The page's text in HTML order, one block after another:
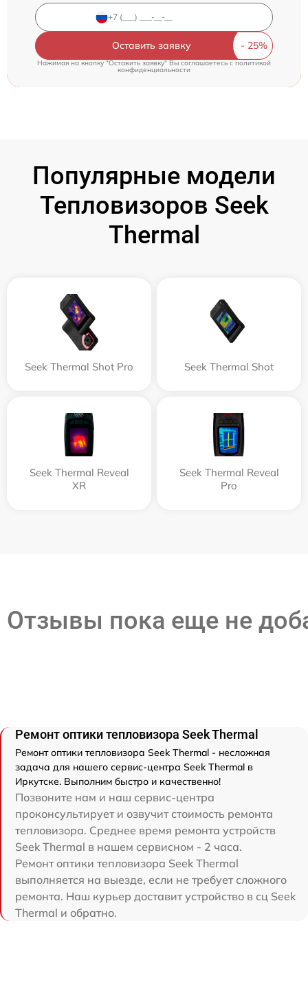
Оставить заявку
Нажимая на кнопку "Оставить заявку" Вы соглашаетесь cполитикой
конфиденциальности
Популярные модели
Тепловизоров Seek
Thermal
Seek Thermal Shot Pro Seek Thermal Shot
Seek Thermal Reveal
XR
Seek Thermal Reveal
Pro
Отзывы пока еще не
Ремонт оптики тепловизора Seek Thermal
Ремонт оптики тепловизора Seek Thermal - несложная
задача для нашего сервис-центра Seek Thermal в
Иркутске. Выполним быстро и качественно!
Позвоните нам и наш сервис-центра
проконсультирует и озвучит стоимость ремонта
тепловизора. Среднее время ремонта устройств
Seek Thermal в нашем сервисном - 2 часа.
Ремонт оптики тепловизора Seek Thermal
выполняется на выезде, если не требует сложного
ремонта. Наш курьер доставит устройство в сц Seek
Thermal и обратно.